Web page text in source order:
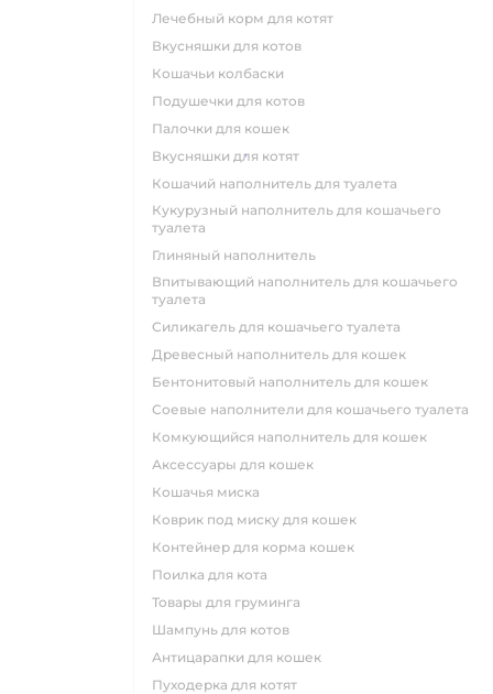
лечебный корм для котят
вкусняшки для котов
кошачьи колбаски
подушечки для котов
палочки для кошек
вкусняшки для котят
кошачий наполнитель для туалета
кукурузный наполнитель для кошачьего
туалета
глиняный наполнитель
впитывающий наполнитель для кошачьего
туалета
силикагель для кошачьего туалета
древесный наполнитель для кошек
бентонитовый наполнитель для кошек
соевые наполнители для кошачьего туалета
комкующийся наполнитель для кошек
аксессуары для кошек
кошачья миска
коврик под миску для кошек
контейнер для корма кошек
поилка для кота
товары для груминга
шампунь для котов
антицарапки для кошек
пуходерка для котят